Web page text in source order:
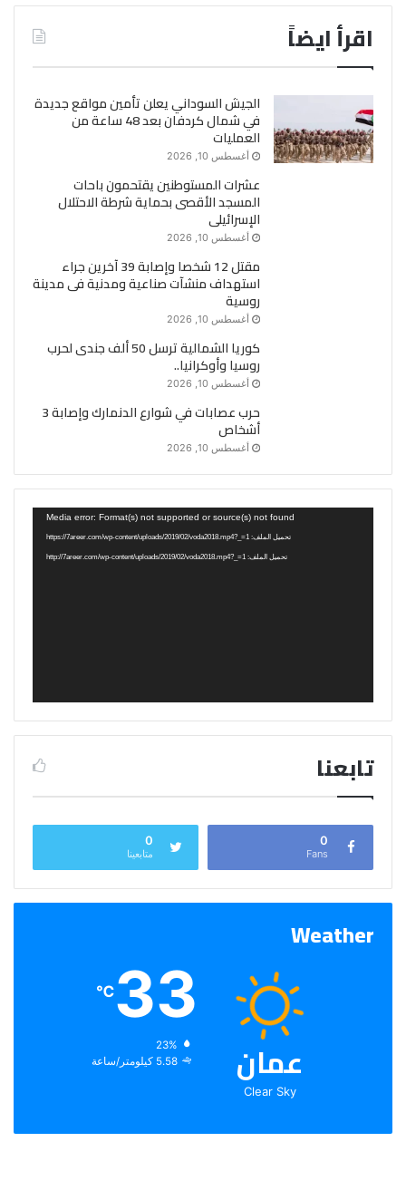
اقرأ ايضاً
الجيش السوداني يعلن تأمين مواقع جديدة
في شمال كردفان بعد 48 ساعة من
العمليات
أغسطس 10, 2026
عشرات المستوطنين يقتحمون باحات
المسجد الأقصى بحماية شرطة الاحتلال
الإسرائيلى
أغسطس 10, 2026
مقتل 12 شخصا وإصابة 39 آخرين جراء
استهداف منشآت صناعية ومدنية فى مدينة
روسية
أغسطس 10, 2026
كوريا الشمالية ترسل 50 ألف جندى لحرب
روسيا وأوكرانيا..
أغسطس 10, 2026
حرب عصابات في شوارع الدنمارك وإصابة 3
أشخاص
أغسطس 10, 2026
Media error: Format(s) not supported or source(s) not found
تحميل الملف: https://7areer.com/wp-content/uploads/2019/02/voda2018.mp4?_=1
تحميل الملف: http://7areer.com/wp-content/uploads/2019/02/voda2018.mp4?_=1
تابعنا
0
Fans
0
متابعينا
Weather
عمان
Clear Sky
33
℃
الرطوبة:
الرياح:5.58 كيلومتر/ساعة